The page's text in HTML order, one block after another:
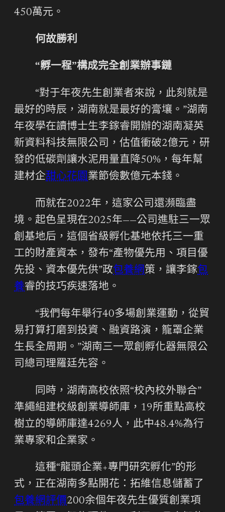
450萬元。
何故勝利
“孵一程”構成完全創業辦事鏈
“對于年夜先生創業者來說，此刻就是
最好的時辰，湖南就是最好的膏壤。”湖南
年夜學在讀博士生李鎵睿開辦的湖南凝英
新資料科技無限公司，估值衝破2億元，研
發的低碳劑讓水泥用量直降50%，每年幫
建材企甜心花園業節儉數億元本錢。
而就在2022年，這家公司還瀕臨盡
境。起色呈現在2025年——公司進駐三一眾
創基地后，這個省級孵化基地依托三一重
工的財產資本，發布“產物優先用、項目優
先投、資本優先供”政包養網策，讓李鎵包
養睿的技巧疾速落地。
“我們每年舉行40多場創業運動，從貿
易打算打磨到投資、融資路演，籠罩企業
生長全周期。”湖南三一眾創孵化器無限公
司總司理羅廷先容。
同時，湖南高校依照“校內校外聯合”
準繩組建校級創業導師庫，19所重點高校
樹立的導師庫達4269人，此中48.4%為行
業專家和企業家。
這種“龍頭企業+專門研究孵化”的形
式，正在湖南多點開花：拓維信息儲蓄了
包養網評價200余個年夜先生優質創業項